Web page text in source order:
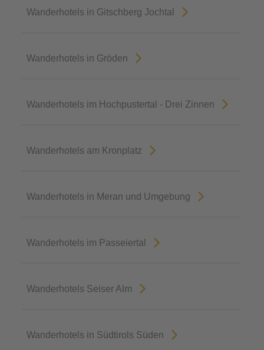
Wanderhotels in Gitschberg Jochtal
Wanderhotels in Gröden
Wanderhotels im Hochpustertal - Drei Zinnen
Wanderhotels am Kronplatz
Wanderhotels in Meran und Umgebung
Wanderhotels im Passeiertal
Wanderhotels Seiser Alm
Wanderhotels in Südtirols Süden